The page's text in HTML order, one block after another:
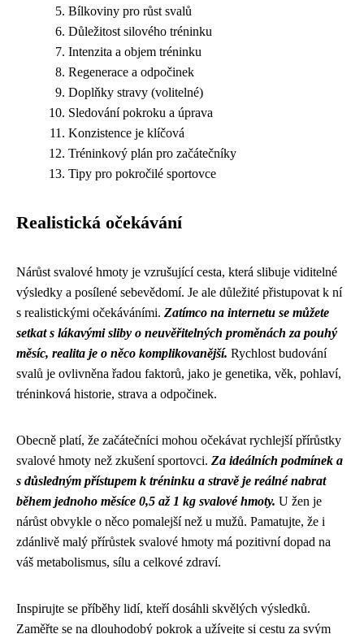
Bílkoviny pro růst svalů
Důležitost silového tréninku
Intenzita a objem tréninku
Regenerace a odpočinek
Doplňky stravy (volitelné)
Sledování pokroku a úprava
Konzistence je klíčová
Tréninkový plán pro začátečníky
Tipy pro pokročilé sportovce
Realistická očekávání
Nárůst svalové hmoty je vzrušující cesta, která slibuje viditelné
výsledky a posílené sebevědomí. Je ale důležité přistupovat k ní
s realistickými očekáváními. Zatímco na internetu se můžete
setkat s lákavými sliby o neuvěřitelných proměnách za pouhý
měsíc, realita je o něco komplikovanější. Rychlost budování
svalů je ovlivněna řadou faktorů, jako je genetika, věk, pohlaví,
tréninková historie, strava a odpočinek.
Obecně platí, že začátečníci mohou očekávat rychlejší přírůstky
svalové hmoty než zkušení sportovci. Za ideálních podmínek a
s důsledným přístupem k tréninku a stravě je reálné nabrat
během jednoho měsíce 0,5 až 1 kg svalové hmoty. U žen je
nárůst obvykle o něco pomalejší než u mužů. Pamatujte, že i
zdánlivě malý přírůstek svalové hmoty má pozitivní dopad na
váš metabolismus, sílu a celkové zdraví.
Inspirujte se příběhy lidí, kteří dosáhli skvělých výsledků.
Zaměřte se na dlouhodobý pokrok a užívejte si cestu za svým